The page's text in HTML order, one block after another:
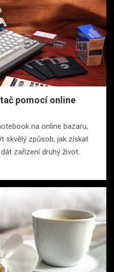
pomocí online
na online bazaru,
skvělý způsob, jak získat
zařízení druhý život.